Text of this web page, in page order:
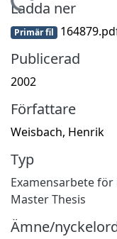
Hämtar...
Ladda ner
Primär fil
Publicerad
2002
Författare
Weisbach, Henrik
Typ
Examensarbete
Master Thesis
Ämne/